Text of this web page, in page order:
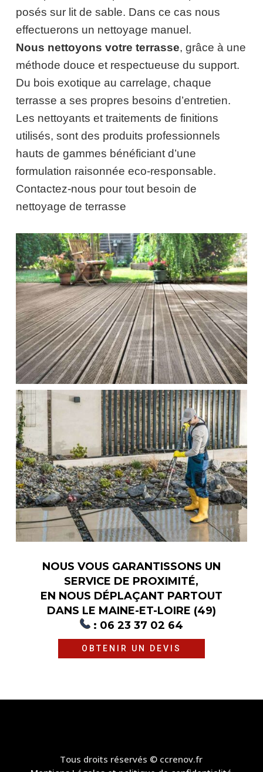
posés sur lit de sable. Dans ce cas nous
effectuerons un nettoyage manuel.
Nous nettoyons votre terrasse, grâce à une
méthode douce et respectueuse du support.
Du bois exotique au carrelage, chaque
terrasse a ses propres besoins d’entretien.
Les nettoyants et traitements de finitions
utilisés, sont des produits professionnels
hauts de gammes bénéficiant d’une
formulation raisonnée eco-responsable.
Contactez-nous pour tout besoin de
nettoyage de terrasse
NOUS VOUS GARANTISSONS UN
SERVICE DE PROXIMITÉ,
EN NOUS DÉPLAÇANT PARTOUT
DANS LE MAINE-ET-LOIRE (49)
: 06 23 37 02 64
OBTENIR UN DEVIS
Tous droits réservés © ccrenov.fr